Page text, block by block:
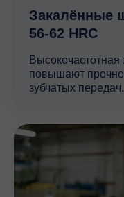
Закалённые
56-62 HRC
Высокочастотная
повышают
зубчатых передач.